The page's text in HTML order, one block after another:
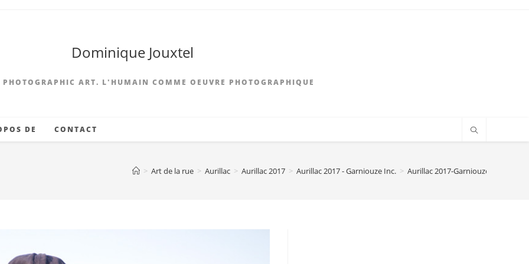
Dominique Jouxtel
ART. L'HUMAIN COMME OEUVRE PHOTOGRAPHIQUE
DE CONTACT
> Art de la rue > Aurillac > Aurillac 2017 > Aurillac 2017 - Garniouze Inc. > Aurillac 2017-Garniouze Inc-Je